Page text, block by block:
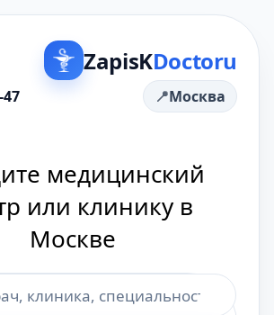
ZapisKDoctoru
47 Москва
медицинский
или клинику в
Москве